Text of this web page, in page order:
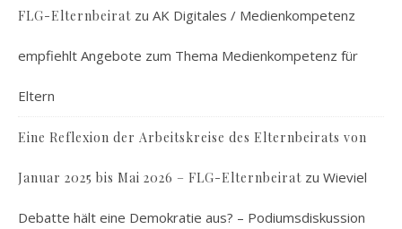
FLG-Elternbeirat zu AK Digitales / Medienkompetenz
empfiehlt Angebote zum Thema Medienkompetenz für
Eltern
Eine Reflexion der Arbeitskreise des Elternbeirats von
Januar 2025 bis Mai 2026 – FLG-Elternbeirat zu Wieviel
Debatte hält eine Demokratie aus? – Podiumsdiskussion